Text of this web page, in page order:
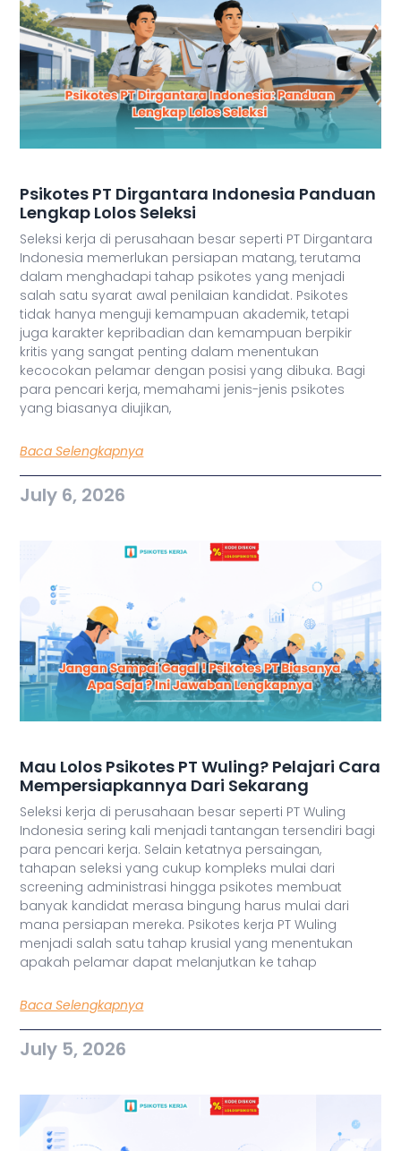
Psikotes PT Dirgantara Indonesia Panduan
Lengkap Lolos Seleksi
Seleksi kerja di perusahaan besar seperti PT Dirgantara
Indonesia memerlukan persiapan matang, terutama
dalam menghadapi tahap psikotes yang menjadi
salah satu syarat awal penilaian kandidat. Psikotes
tidak hanya menguji kemampuan akademik, tetapi
juga karakter kepribadian dan kemampuan berpikir
kritis yang sangat penting dalam menentukan
kecocokan pelamar dengan posisi yang dibuka. Bagi
para pencari kerja, memahami jenis-jenis psikotes
yang biasanya diujikan,
Baca Selengkapnya
July 6, 2026
Mau Lolos Psikotes PT Wuling? Pelajari Cara
Mempersiapkannya Dari Sekarang
Seleksi kerja di perusahaan besar seperti PT Wuling
Indonesia sering kali menjadi tantangan tersendiri bagi
para pencari kerja. Selain ketatnya persaingan,
tahapan seleksi yang cukup kompleks mulai dari
screening administrasi hingga psikotes membuat
banyak kandidat merasa bingung harus mulai dari
mana persiapan mereka. Psikotes kerja PT Wuling
menjadi salah satu tahap krusial yang menentukan
apakah pelamar dapat melanjutkan ke tahap
Baca Selengkapnya
July 5, 2026